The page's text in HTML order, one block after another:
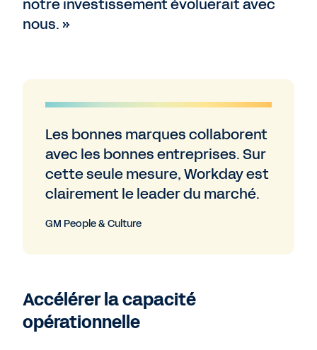
notre investissement évoluerait avec
nous. »
Les bonnes marques collaborent
avec les bonnes entreprises. Sur
cette seule mesure, Workday est
clairement le leader du marché.
GM People & Culture
Accélérer la capacité
opérationnelle